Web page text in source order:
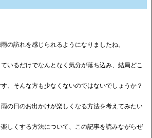
の訪れを感じられるようになりましたね。
いるだけでなんとなく気分が落ち込み、結局どこ
、そんな方も少なくないのではないでしょうか？
の日のお出かけが楽しくなる方法を考えてみたい
しくする方法について、この記事を読みながらぜ